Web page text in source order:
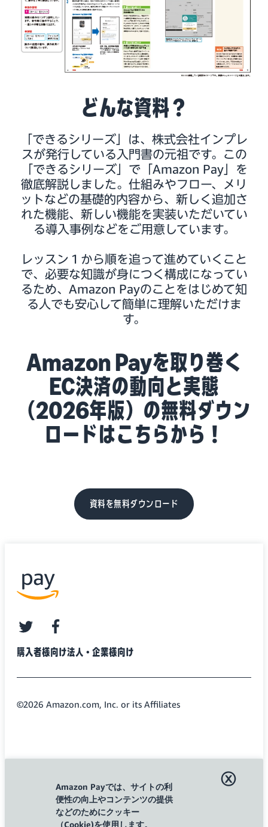
どんな資料？
「できるシリーズ」は、株式会社インプレ
スが発行している入門書の元祖です。この
「できるシリーズ」で「Amazon Pay」を
徹底解説しました。仕組みやフロー、メリ
ットなどの基礎的内容から、新しく追加さ
れた機能、新しい機能を実装いただいてい
る導入事例などをご用意しています。
レッスン１から順を追って進めていくこと
で、必要な知識が身につく構成になってい
るため、Amazon Payのことをはじめて知
る人でも安心して簡単に理解いただけま
す。
Amazon Payを取り巻く
EC決済の動向と実態
（2026年版）の無料ダウン
ロードはこちらから！
資料を無料ダウンロード
購入者様向け法人・企業様向け
twitterfacebook
©2026 Amazon.com, Inc. or its Affiliates
Amazon Payでは、サイトの利
便性の向上やコンテンツの提供
などのためにクッキー
（Cookie)を使用します。
ⓧ